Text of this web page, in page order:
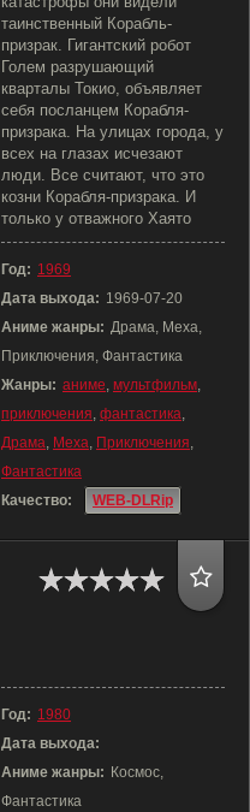
таинственный Корабль-
призрак. Гигантский робот
Голем разрушающий
кварталы Токио, объявляет
себя посланцем Корабля-
призрака. На улицах города, у
всех на глазах исчезают
люди. Все считают, что это
козни Корабля-призрака. И
только у отважного Хаято
Год: 1969
Дата выхода: 1969-07-20
Аниме жанры: Драма, Меха,
Приключения, Фантастика
Жанры: аниме, мультфильм,
приключения, фантастика,
Драма, Меха, Приключения,
Фантастика
Качество:
WEB-DLRip
Год: 1980
Дата выхода:
Аниме жанры: Космос,
Фантастика